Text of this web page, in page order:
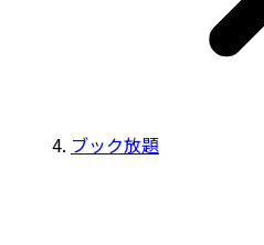
ブック放題